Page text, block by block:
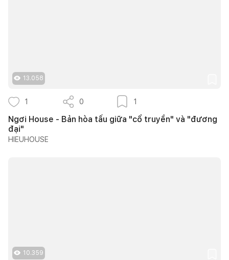
13.058
1 0 1
Ngơi House - Bản hòa tấu giữa "cổ truyền" và "đương
đại"
HIEUHOUSE
10.359